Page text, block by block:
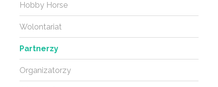
Hobby Horse
Wolontariat
Partnerzy
Organizatorzy